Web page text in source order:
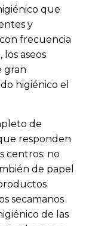
que
y
frecuencia
los aseos
gran
higiénico el
de
responden
centros: no
de papel
secamanos
de las